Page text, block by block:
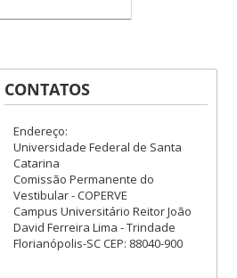
CONTATOS
Endereço:
Universidade Federal de Santa
Catarina
Comissão Permanente do
Vestibular - COPERVE
Campus Universitário Reitor João
David Ferreira Lima - Trindade
Florianópolis-SC CEP: 88040-900